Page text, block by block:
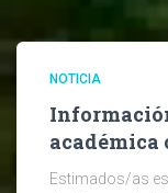
NOTICIA
académica
Estimados/as